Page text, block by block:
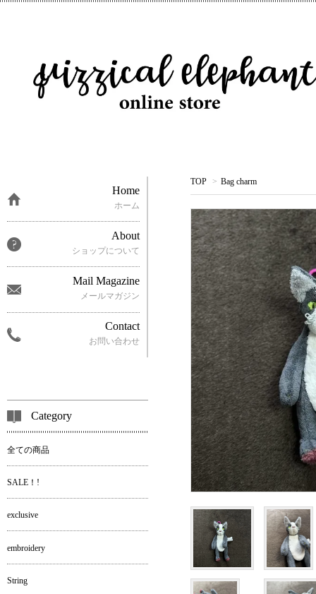
TOP > Bag charm
Home
ホーム
About
ショップについて
Mail Magazine
メールマガジン
Contact
お問い合わせ
Category
全ての商品
SALE！!
exclusive
embroidery
String